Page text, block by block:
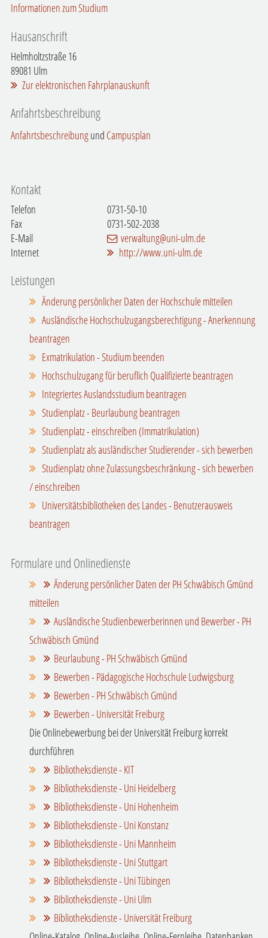
Informationen zum Studium
Hausanschrift
Helmholtzstraße 16
89081 Ulm
Zur elektronischen Fahrplanauskunft
Anfahrtsbeschreibung
Anfahrtsbeschreibungund Campusplan
Kontakt
Telefon
0731-50-10
Fax
0731-502-2038
E-Mail
verwaltung@uni-ulm.de
Internet
http://www.uni-ulm.de
Leistungen
Änderung persönlicher Daten der Hochschule mitteilen
Ausländische Hochschulzugangsberechtigung - Anerkennung
beantragen
Exmatrikulation - Studium beenden
Hochschulzugang für beruflich Qualifizierte beantragen
Integriertes Auslandsstudium beantragen
Studienplatz - Beurlaubung beantragen
Studienplatz - einschreiben (Immatrikulation)
Studienplatz als ausländischer Studierender - sich bewerben
Studienplatz ohne Zulassungsbeschränkung - sich bewerben
/ einschreiben
Universitätsbibliotheken des Landes - Benutzerausweis
beantragen
Formulare und Onlinedienste
Änderung persönlicher Daten der PH Schwäbisch Gmünd
mitteilen
Ausländische Studienbewerberinnen und Bewerber - PH
Schwäbisch Gmünd
Beurlaubung - PH Schwäbisch Gmünd
Bewerben - Pädagogische Hochschule Ludwigsburg
Bewerben - PH Schwäbisch Gmünd
Bewerben - Universität Freiburg
Die Onlinebewerbung bei der Universität Freiburg korrekt
durchführen
Bibliotheksdienste - KIT
Bibliotheksdienste - Uni Heidelberg
Bibliotheksdienste - Uni Hohenheim
Bibliotheksdienste - Uni Konstanz
Bibliotheksdienste - Uni Mannheim
Bibliotheksdienste - Uni Stuttgart
Bibliotheksdienste - Uni Tübingen
Bibliotheksdienste - Uni Ulm
Bibliotheksdienste - Universität Freiburg